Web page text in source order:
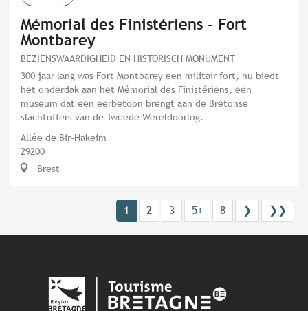
Mémorial des Finistériens - Fort
Montbarey
BEZIENSWAARDIGHEID EN HISTORISCH MONUMENT
300 jaar lang was Fort Montbarey een militair fort, nu biedt
het onderdak aan het Mémorial des Finistériens, een
museum dat een eerbetoon brengt aan de Bretonse
slachtoffers van de Tweede Wereldoorlog.
Allée de Bir-Hakeim
29200
Brest
1 2 3 5+ 8 ❯ ❯❯